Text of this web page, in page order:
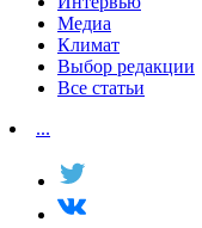
Медиа
Климат
Выбор редакции
Все статьи
...